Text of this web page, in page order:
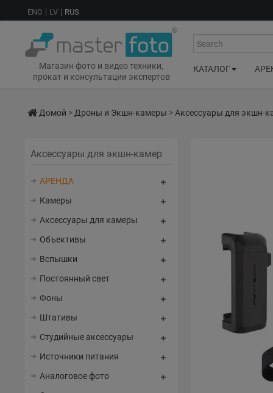
ENG LV RUS
Магазин фото и видео техники,
прокат и консультации экспертов
Search
КАТАЛОГ
Домой > Дроны и Экшн-камеры > Аксессуары для экшн-
Аксессуары для экшн-камер
АРЕНДА
Камеры
Аксессуары для камеры
Объективы
Вспышки
Постоянный свет
Фоны
Штативы
Студийные аксессуары
Источники питания
Аналоговое фото